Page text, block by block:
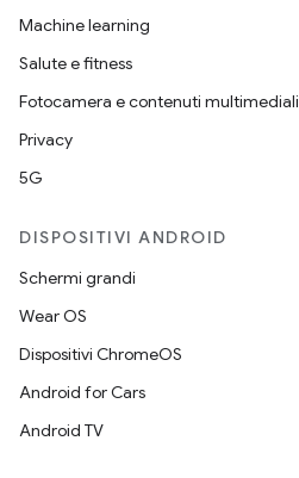
Machine learning
Salute e fitness
Fotocamera e contenuti multimediali
Privacy
5G
DISPOSITIVI ANDROID
Schermi grandi
Wear OS
Dispositivi ChromeOS
Android for Cars
Android TV